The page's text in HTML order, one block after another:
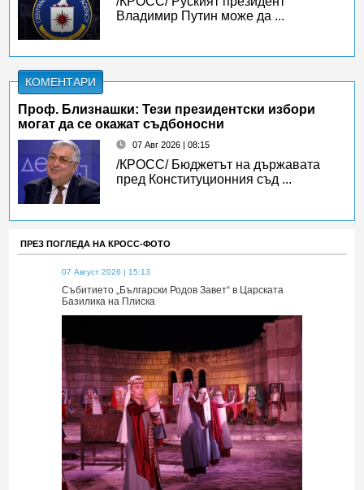
Владимир Путин може да ...
КОМЕНТАРИ
Проф. Близнашки: Тези президентски избори
могат да се окажат съдбоносни
07 Авг 2026 | 08:15
/КРОСС/ Бюджетът на държавата
пред Конституционния съд ...
ПРЕЗ ПОГЛЕДА НА КРОСС-ФОТО
07 Август 2026 | 15:13
Събитието „Български Родов Завет“ в Царската
Базилика на Плиска